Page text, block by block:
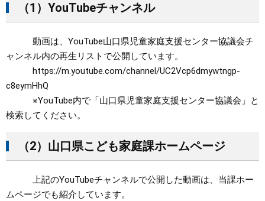
（1）YouTubeチャンネル
動画は、YouTube山口県児童家庭支援センター協議会チ
ャンネル内の再生リストで公開しています。
https://m.youtube.com/channel/UC2Vcp6dmywtngp-
c8eymHhQ
※YouTube内で「山口県児童家庭支援センター協議会」と
検索してください。
（2）山口県こども家庭課ホームページ
上記のYouTubeチャンネルで公開した動画は、当課ホー
ムページでも紹介しています。